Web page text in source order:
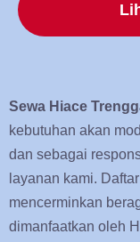
Sewa Hiace
kebutuhan akan
dan sebagai
layanan kami.
mencerminkan
dimanfaatkan oleh